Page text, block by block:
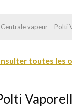
Centrale vapeur – Polti
toutes les